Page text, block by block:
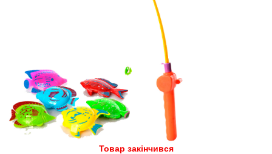
Пароль
Запам'ятати мене
Товар закінчився